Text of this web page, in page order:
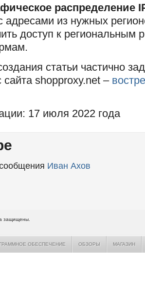
распределение
адресами из нужных
доступ к региональным
статьи частично
shopproxy.net –
17 июля 2022 года
Иван Ахов
защищены.
ОБЕСПЕЧЕНИЕ ОБЗОРЫ МАГАЗИН